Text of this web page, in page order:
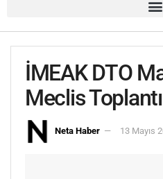
İMEAK DTO
Meclis
Neta Haber 13 Mayıs